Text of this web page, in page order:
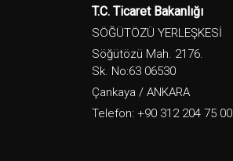
T.C. Ticaret Bakanlığı
SÖĞÜTÖZÜ YERLEŞKESİ
Söğütözü Mah. 2176.
Sk. No:63 06530
Çankaya / ANKARA
Telefon: +90 312 204 75 00